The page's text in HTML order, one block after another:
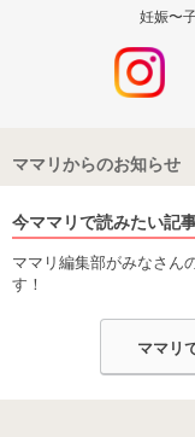
妊娠〜
ママリからのお知らせ
今ママリで読みたい記
ママリ編集部がみなさん
す！
ママリ